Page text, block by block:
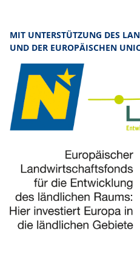
MIT UNTERSTÜTZUNG DES
UND DER EUROPÄISCHEN